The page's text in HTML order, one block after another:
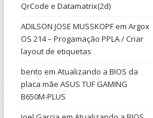
QrCode e Datamatrix(2d)
ADILSON JOSE MUSSKOPFem Argox
OS 214 – Progamação PPLA / Criar
layout de etiquetas
bento em Atualizando a BIOS da
placa mãe ASUS TUF GAMING
B650M-PLUS